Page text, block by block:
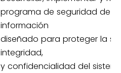
programa de seguridad de la
información
diseñado para proteger la
integridad,
y confidencialidad del